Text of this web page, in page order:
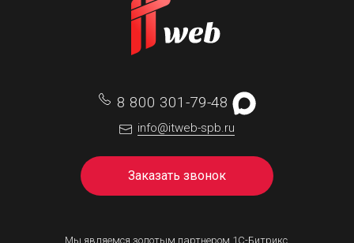
8 800 301-79-48
info@itweb-spb.ru
Заказать звонок
Мы являемся золотым партнером 1С-Битрикс.